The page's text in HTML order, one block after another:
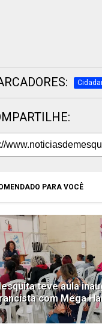
PARA VOCÊ
teve aula
com Mega